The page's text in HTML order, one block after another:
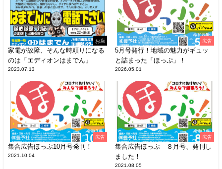
お店
家電が故障、そんな時頼りになる
のは「エディオンはまでん」
2023.07.13
広告
5月号発行！地域の魅力がギュッ
と詰まった「ほっぷ」！
2026.05.01
広告
集合広告ほっぷ10月号発刊！
2021.10.04
広告
集合広告ほっぷ ８月号、発刊し
ました！
2021.08.05